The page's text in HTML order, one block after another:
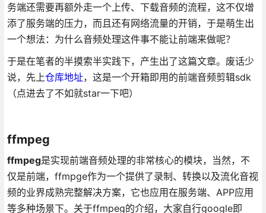
务端还需要再额外走一个上传、下载音频的流程，这不仅增
添了服务端的压力，而且还有网络流量的开销，于是萌生出
一个想法：为什么音频处理这件事不能让前端来做呢？
于是在笔者的半摸索半实践下，产生出了这篇文章。废话少
说，先上仓库地址，这是一个开箱即用的前端音频剪辑sdk
（点进去了不如就star一下吧）
ffmpeg
ffmpeg是实现前端音频处理的非常核心的模块，当然，不
仅是前端，ffmpge作为一个提供了录制、转换以及流化音视
频的业界成熟完整解决方案，它也应用在服务端、APP应用
等多种场景下。关于ffmpeg的介绍，大家自行google即